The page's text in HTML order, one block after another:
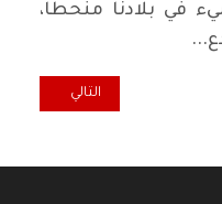
في بلادنا منحطا،
المقال
التالي